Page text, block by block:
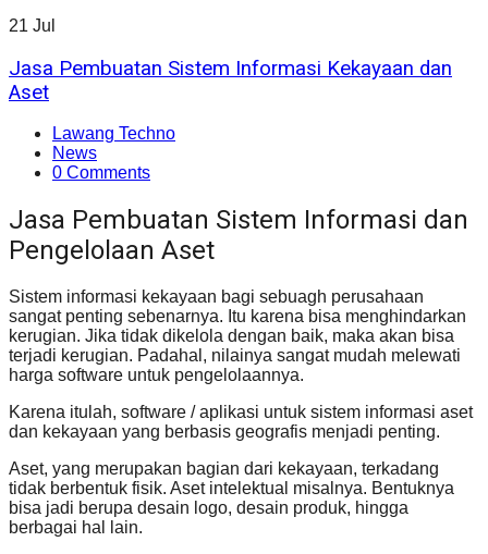
21 Jul
Jasa Pembuatan Sistem Informasi Kekayaan dan
Aset
Lawang Techno
News
0 Comments
Jasa Pembuatan Sistem Informasi dan
Pengelolaan Aset
Sistem informasi kekayaan bagi sebuagh perusahaan
sangat penting sebenarnya. Itu karena bisa menghindarkan
kerugian. Jika tidak dikelola dengan baik, maka akan bisa
terjadi kerugian. Padahal, nilainya sangat mudah melewati
harga software untuk pengelolaannya.
Karena itulah, software / aplikasi untuk sistem informasi aset
dan kekayaan yang berbasis geografis menjadi penting.
Aset, yang merupakan bagian dari kekayaan, terkadang
tidak berbentuk fisik. Aset intelektual misalnya. Bentuknya
bisa jadi berupa desain logo, desain produk, hingga
berbagai hal lain.